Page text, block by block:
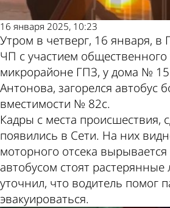
16 января 2025, 10:23
Утром в четверг, 16 января,
ЧП с участием общественного
микрорайоне ГПЗ, у дома №
Антонова, загорелся автобус
вместимости № 82с.
Кадры с места происшествия,
появились в Сети. На них
моторного отсека
автобусом стоят
уточнил, что водитель помог
эвакуироваться.